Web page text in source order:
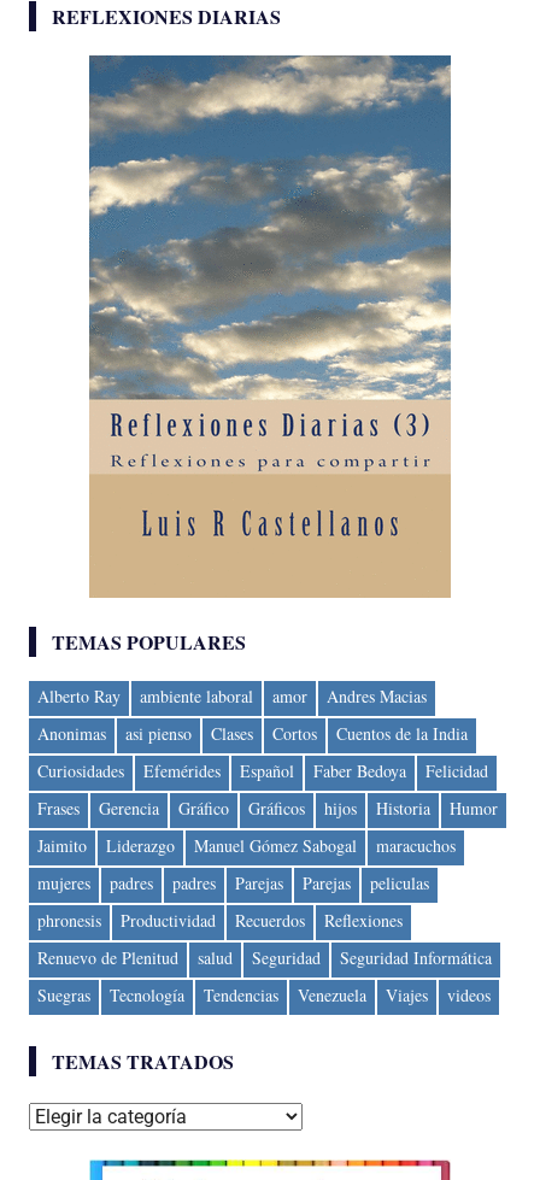
REFLEXIONES DIARIAS
TEMAS POPULARES
Alberto Ray ambiente laboral amor
Andres Macias
Anonimas
asi pienso Clases Cortos
Cuentos de la India
Curiosidades
Efemérides Español Faber Bedoya
Felicidad
Frases
Gerencia Gráfico Gráficos hijos Historia
Humor
Jaimito
Liderazgo Manuel Gómez Sabogal
maracuchos
mujeres
padres padres Parejas Parejas
peliculas
phronesis
Productividad Recuerdos
Reflexiones
Renuevo de Plenitud
salud Seguridad
Seguridad Informática
Suegras
Tecnología Tendencias Venezuela Viajes videos
TEMAS TRATADOS
Temas